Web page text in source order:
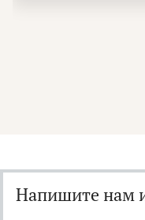
Напишите нам